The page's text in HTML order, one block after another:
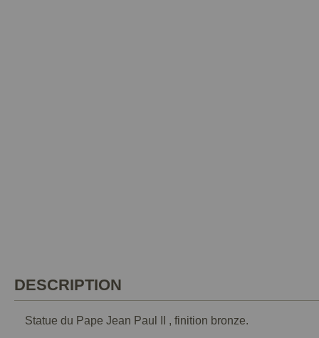
DESCRIPTION
Statue du Pape Jean Paul II , finition bronze.